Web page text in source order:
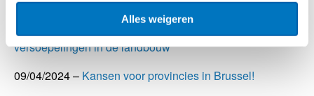
Alles weigeren
Lidstaten akkoord met verdere
versoepelingen in de landbouw
09/04/2024 – Kansen voor provincies in Brussel!